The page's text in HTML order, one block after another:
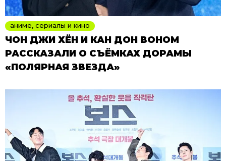
аниме, сериалы и кино
ЧОН ДЖИ ХЁН И КАН ДОН ВОНОМ
РАССКАЗАЛИ О СЪЁМКАХ ДОРАМЫ
«ПОЛЯРНАЯ ЗВЕЗДА»